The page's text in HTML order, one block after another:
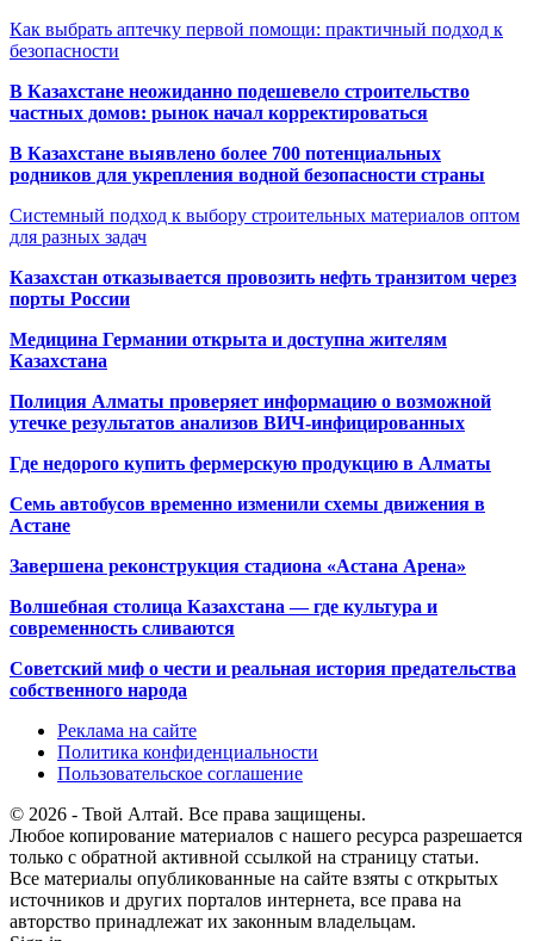
Как выбрать аптечку первой помощи: практичный подход к
безопасности
В Казахстане неожиданно подешевело строительство
частных домов: рынок начал корректироваться
В Казахстане выявлено более 700 потенциальных
родников для укрепления водной безопасности страны
Системный подход к выбору строительных материалов оптом
для разных задач
Казахстан отказывается провозить нефть транзитом через
порты России
Медицина Германии открыта и доступна жителям
Казахстана
Полиция Алматы проверяет информацию о возможной
утечке результатов анализов ВИЧ-инфицированных
Где недорого купить фермерскую продукцию в Алматы
Семь автобусов временно изменили схемы движения в
Астане
Завершена реконструкция стадиона «Астана Арена»
Волшебная столица Казахстана — где культура и
современность сливаются
Советский миф о чести и реальная история предательства
собственного народа
Реклама на сайте
Политика конфиденциальности
Пользовательское соглашение
© 2026 - Твой Алтай. Все права защищены.
Любое копирование материалов с нашего ресурса разрешается
только с обратной активной ссылкой на страницу статьи.
Все материалы опубликованные на сайте взяты с открытых
источников и других порталов интернета, все права на
авторство принадлежат их законным владельцам.